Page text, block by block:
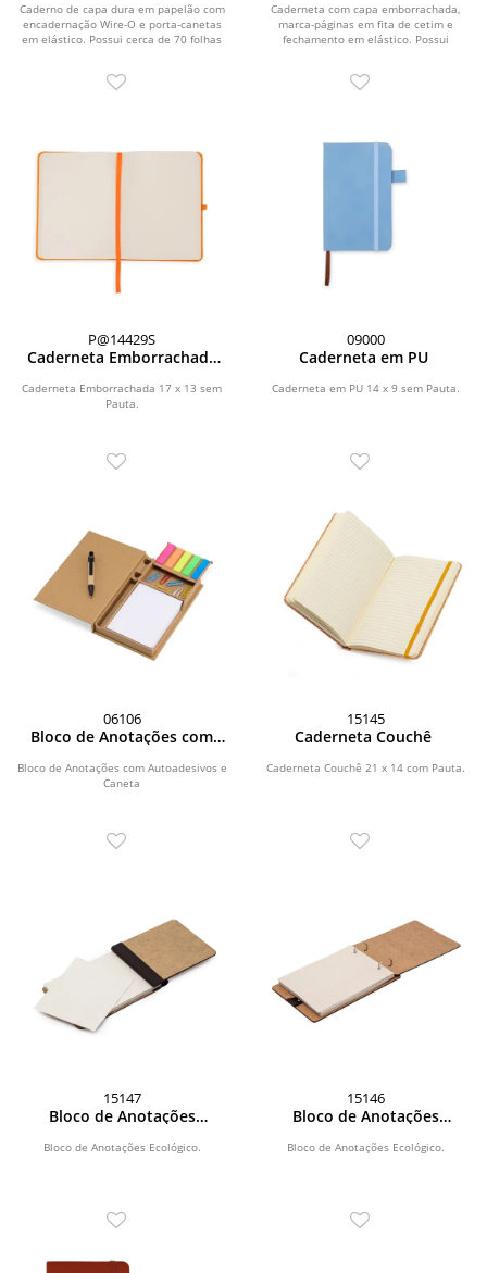
Caderno de capa dura em papelão com
encadernação Wire-O e porta-canetas
em elástico. Possui cerca de 70 folhas
Caderneta com capa emborrachada,
marca-páginas em fita de cetim e
fechamento em elástico. Possui
P@14429S
Caderneta Emborrachada
Caderneta Emborrachada 17 x 13 sem
Pauta.
09000
Caderneta em PU
Caderneta em PU 14 x 9 sem Pauta.
06106
Bloco de Anotações com
Bloco de Anotações com Autoadesivos e
Caneta
15145
Caderneta Couchê
Caderneta Couchê 21 x 14 com Pauta.
15147
Bloco de Anotações
Bloco de Anotações Ecológico.
15146
Bloco de Anotações
Bloco de Anotações Ecológico.